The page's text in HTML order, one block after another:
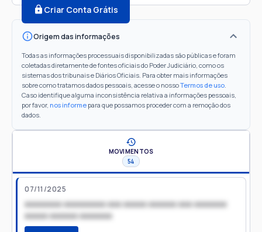
Criar Conta Grátis
Origem das informações
Todas as informações processuais disponibilizadas são públicas e foram
coletadas diretamente de fontes oficiais do Poder Judiciário, como os
sistemas dos tribunais e Diários Oficiais. Para obter mais informações
sobre como tratamos dados pessoais, acesse o nossoTermos de uso.
Caso identifique alguma inconsistência relativa a informações pessoais,
por favor, nos informe para que possamos proceder com a remoção dos
dados.
MOVIMENTOS
54
07/11/2025
xxxxxxxx xxxxxxxxx xxx xxxxx xxxxxx xxx xxxxxxx
xxxxx xxxxxx xxxxxxx